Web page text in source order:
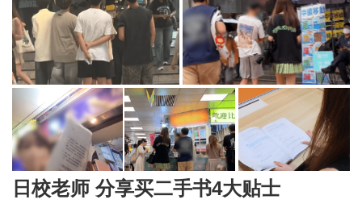
日校老师 分享买二手书4大贴士